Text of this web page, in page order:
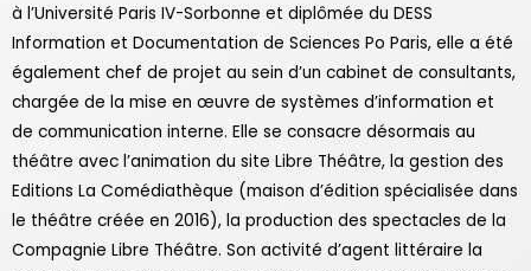
à l’Université Paris IV-Sorbonne et diplômée du DESS
Information et Documentation de Sciences Po Paris, elle a été
également chef de projet au sein d’un cabinet de consultants,
chargée de la mise en œuvre de systèmes d’information et
de communication interne. Elle se consacre désormais au
théâtre avec l’animation du site Libre Théâtre, la gestion des
Editions La Comédiathèque (maison d’édition spécialisée dans
le théâtre créée en 2016), la production des spectacles de la
Compagnie Libre Théâtre. Son activité d’agent littéraire la